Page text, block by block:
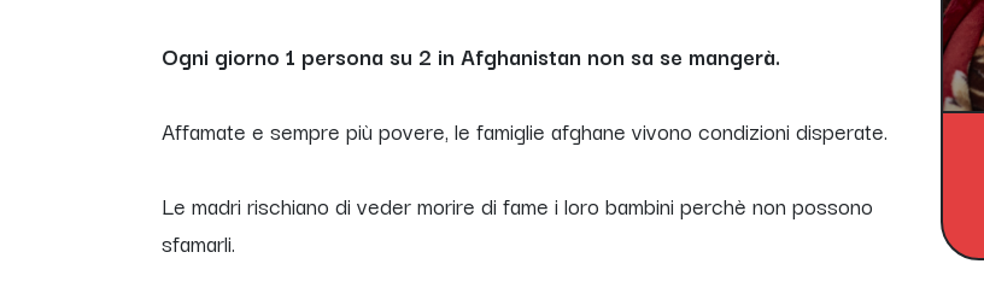
Ogni giorno 1 persona su 2 in Afghanistan non sa se mangerà.
Affamate e sempre più povere, le famiglie afghane vivono condizioni disperate.
Le madri rischiano di veder morire di fame i loro bambini perchè non possono
sfamarli.